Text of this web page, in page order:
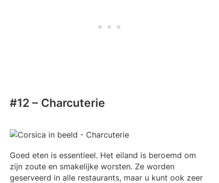
#12 – Charcuterie
Goed eten is essentieel. Het eiland is beroemd om
zijn zoute en smakelijke worsten. Ze worden
geserveerd in alle restaurants, maar u kunt ook zeer